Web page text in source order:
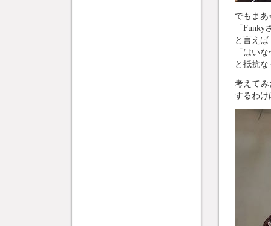
でもま
「
と言えば
「はい
と抵抗
考えて
するわけ